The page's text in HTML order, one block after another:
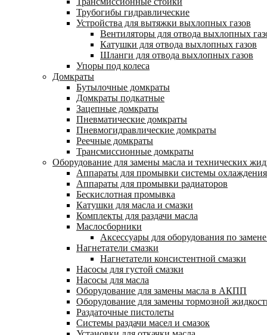
Трубогибы гидравлические
Устройства для вытяжки выхлопных газов
Вентиляторы для отвода выхлопных
Катушки для отвода выхлопных газов
Шланги для отвода выхлопных газов
Упоры под колеса
Домкраты
Бутылочные домкраты
Домкраты подкатные
Зацепные домкраты
Пневматические домкраты
Пневмогидравлические домкраты
Реечные домкраты
Трансмиссионные домкраты
Оборудование для замены масла и технических
Аппараты для промывки системы охлаждения
Аппараты для промывки радиаторов
Бескислотная промывка
Катушки для масла и смазки
Комплекты для раздачи масла
Маслосборники
Аксессуары для оборудования по
Нагнетатели смазки
Нагнетатели консистентной смазки
Насосы для густой смазки
Насосы для масла
Оборудование для замены масла в АКПП
Оборудование для замены тормозной
Раздаточные пистолеты
Системы раздачи масел и смазок